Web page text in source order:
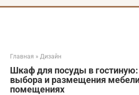
Главная » Дизайн
Шкаф для посуды в гостиную:
выбора и размещения
помещениях